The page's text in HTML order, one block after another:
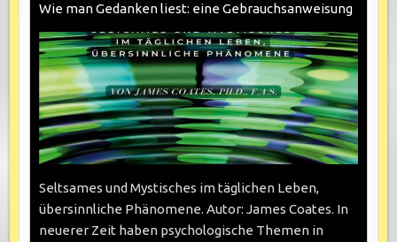
Wie man Gedanken liest: eine Gebrauchsanweisung
Seltsames und Mystisches im täglichen Leben,
übersinnliche Phänomene. Autor: James Coates. In
neuerer Zeit haben psychologische Themen in